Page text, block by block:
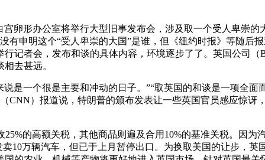
形办公室将举行大型旧事发布会，涉及取一个受人卑崇的
有申明这个“受人卑崇的大国”是谁，但《纽约时报》等随后
记者会，发布和谈的具体内容，环境逐步了了。英国公司
去甚远。
一个很是主要和冲动的日子。”“取英国的和谈是一项全面
CNN）报道说，特朗普的颁布发表让一些英国官员感应惊
的高额关税，其他商品则遍及合用10%的基准关税。因为
10万辆汽车，但已于上月暂停出口。为换取美国的让步，